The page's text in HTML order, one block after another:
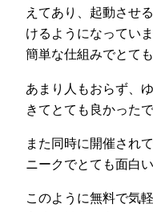
えてあり、起動させ
けるようになっていま
簡単な仕組みでとて
あまり人もおらず、
きてとても良かったで
また同時に開催され
ニークでとても面白
このように無料で気